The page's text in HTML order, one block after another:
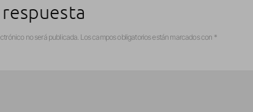
no será publicada. Los campos obligatorios están marcados con *